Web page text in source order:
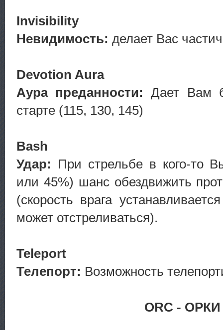
Invisibility
Невидимость: делает Вас
Devotion Aura
Аура преданности: Дает Вам
старте (115, 130, 145)
Bash
Удар: При стрельбе в кого-то
или 45%) шанс обездвижить
(скорость врага
может отстреливаться).
Teleport
Телепорт: Возможность
ORC - ОРКИ